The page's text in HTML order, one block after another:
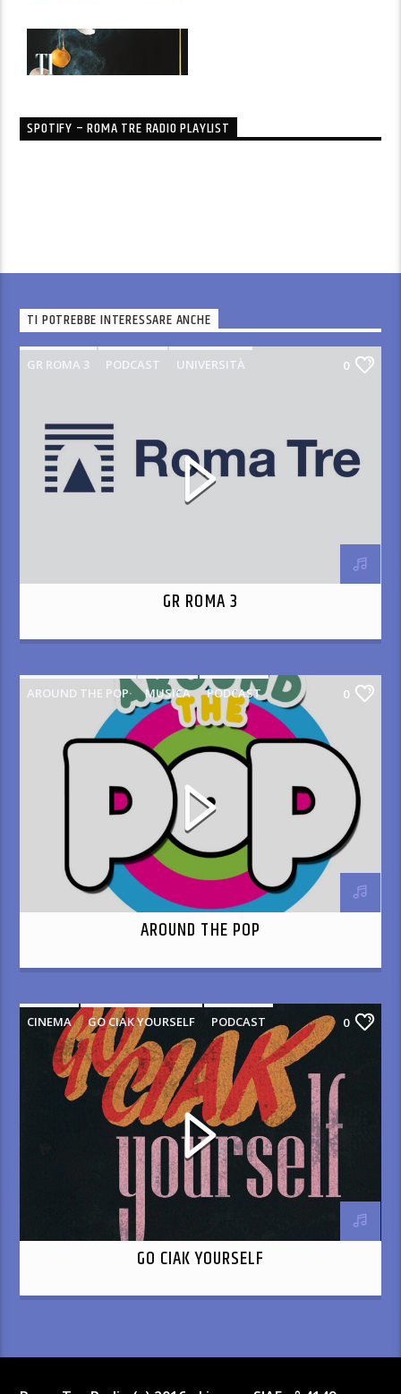
SPOTIFY – ROMA TRE RADIO PLAYLIST
TI POTREBBE INTERESSARE ANCHE
GR ROMA 3 PODCAST UNIVERSITÀ 0
GR ROMA 3
AROUND THE POP MUSICA PODCAST 0
AROUND THE POP
CINEMA GO CIAK YOURSELF PODCAST 0
GO CIAK YOURSELF